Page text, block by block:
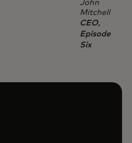
John
Mitchell
CEO,
Episode
Six